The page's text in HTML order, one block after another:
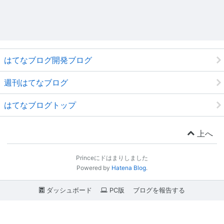
はてなブログ開発ブログ
週刊はてなブログ
はてなブログトップ
上へ
Princeにドはまりしました
Powered by Hatena Blog.
ダッシュボード PC版 ブログを報告する